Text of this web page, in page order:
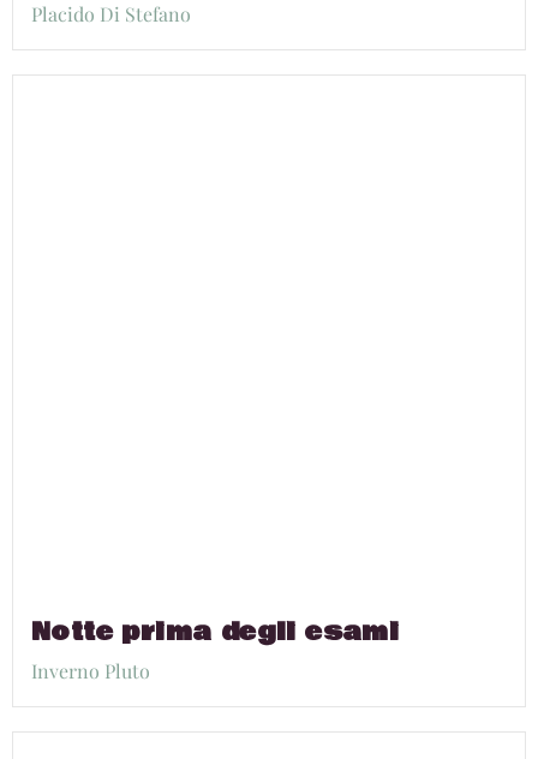
Placido Di Stefano
Notte prima degli esami
Inverno Pluto